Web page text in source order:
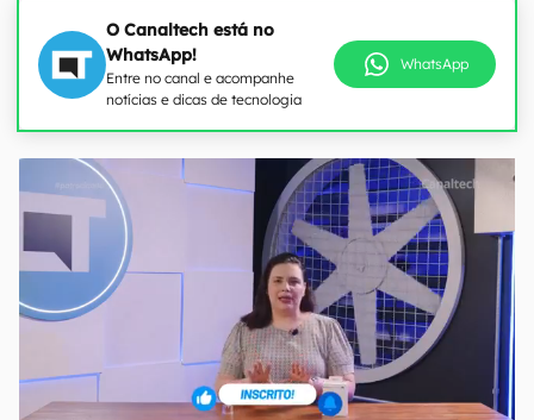
O Canaltech está no
WhatsApp!
Entre no canal e acompanhe
notícias e dicas de tecnologia
WhatsApp